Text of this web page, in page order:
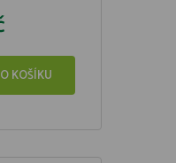
KOŠÍKU